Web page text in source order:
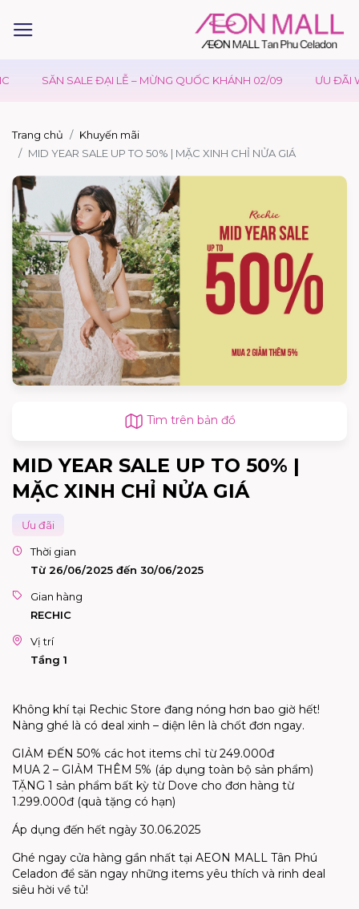
SĂN SALE ĐẠI LỄ – MỪNG QUỐC KHÁNH 02/09 ƯU ĐÃI
Trang chủ
Khuyến mãi
MID YEAR SALE UP TO 50% | MẶC XINH CHỈ NỬA GIÁ
Tìm trên bản đồ
MID YEAR SALE UP TO 50% |
MẶC XINH CHỈ NỬA GIÁ
Ưu đãi
Thời gian
Từ 26/06/2025 đến 30/06/2025
Gian hàng
RECHIC
Vị trí
Tầng 1
Không khí tại Rechic Store đang nóng hơn bao giờ hết!
Nàng ghé là có deal xinh – diện lên là chốt đơn ngay.
GIẢM ĐẾN 50% các hot items chỉ từ 249.000đ
MUA 2 – GIẢM THÊM 5% (áp dụng toàn bộ sản phẩm)
TẶNG 1 sản phẩm bất kỳ từ Dove cho đơn hàng từ
1.299.000đ (quà tặng có hạn)
Áp dụng đến hết ngày 30.06.2025
Ghé ngay cửa hàng gần nhất tại AEON MALL Tân Phú
Celadon để săn ngay những items yêu thích và rinh deal
siêu hời về tủ!